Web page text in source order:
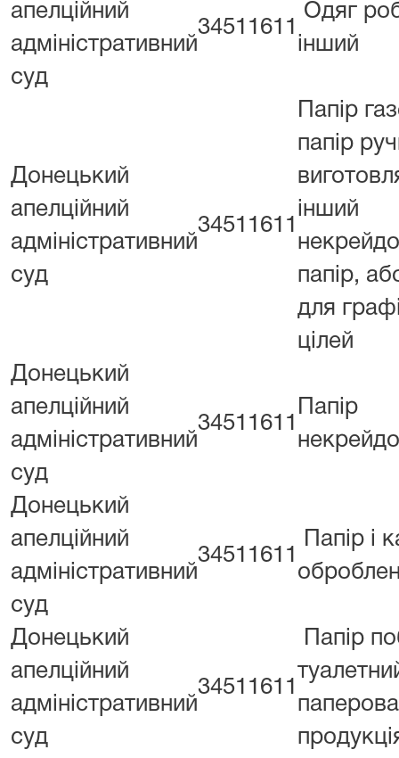
апелційний
адміністративний
суд
34511611
Одяг
інший
Донецький
апелційний
адміністративний
суд
34511611
Папір
папір
інший
папір,
для
цілей
Донецький
апелційний
адміністративний
суд
34511611
Папір
Донецький
апелційний
адміністративний
суд
34511611
Папір і
Донецький
апелційний
адміністративний
суд
34511611
Папір
паперова